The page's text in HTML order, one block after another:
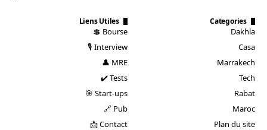
Categories
Dakhla
Casa
Marrakech
Tech
Rabat
Maroc
Plan du site
Liens Utiles
Bourse 💲
Interview 🎙️
MRE 👤
Tests ✔️
Start-ups 🎯
Pub 🔗
Contact 📩